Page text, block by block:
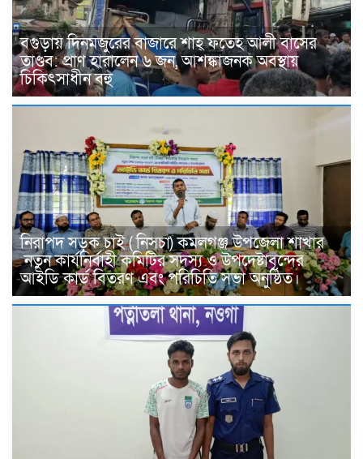
বগুড়ায় দিনমজুরের বাজারে শাহ্ ফতেহ আলী বাসের
তাণ্ডব: প্রাণ হারালেন ৬ জন, আশঙ্কাজনক অবস্থায়
চিকিৎসাধীন বহু
নিরাপদ সড়ক চাই ( নিসচা) কমলগঞ্জ উপজেলা শাখার
নতুন কার্যনির্বাহী কমিটির সদস্য ও উপদেষ্টাবৃন্দের
আইডি কার্ড বিতরণ এবং পরিচিতি সভা অনুষ্ঠিত।